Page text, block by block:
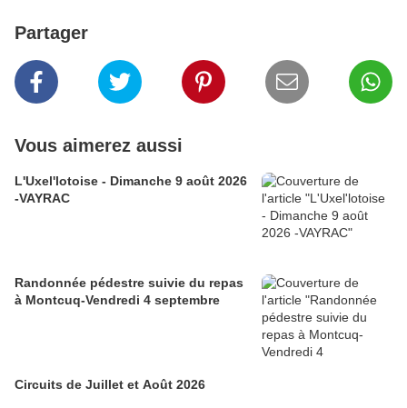
Partager
Vous aimerez aussi
L'Uxel'lotoise - Dimanche 9 août 2026
-VAYRAC
Randonnée pédestre suivie du repas
à Montcuq-Vendredi 4 septembre
Circuits de Juillet et Août 2026